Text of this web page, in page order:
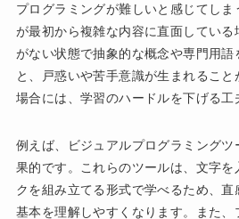
プログラミングが難しいと感じてしま
が最初から複雑な内容に直面してい
がない状態で抽象的な概念や専門用
と、戸惑いや苦手意識が生まれるこ
場合には、学習のハードルを下げる工
例えば、ビジュアルプログラミング
果的です。これらのツールは、文字を
クを組み立てる形式で学べるため、
基本を理解しやすくなります。また、